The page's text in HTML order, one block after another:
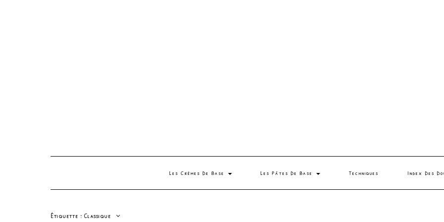
Les Crèmes De Base Les Pâtes De Base Techniques Index Des
Étiquette : Classique